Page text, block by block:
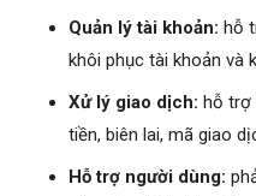
Quản lý tài khoản: hỗ
khôi phục tài khoản và
Xử lý giao dịch: hỗ trợ
tiền, biên lai, mã giao
Hỗ trợ người dùng: